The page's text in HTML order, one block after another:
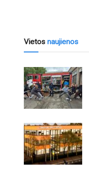
Vietos naujienos